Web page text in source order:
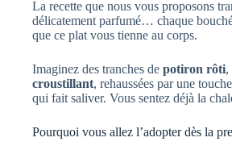
La recette que nous vous proposons
délicatement parfumé… chaque
que ce plat vous tienne au corps.
Imaginez des tranches de potiron rôti,
croustillant, rehaussées par une
qui fait saliver. Vous sentez déjà la
Pourquoi vous allez l’adopter dès la